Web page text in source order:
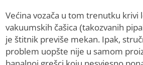
Većina vozača u tom trenutku krivi
vakuumskih čašica (takozvanih
je štitnik previše mekan. Ipak,
problem uopšte nije u samom